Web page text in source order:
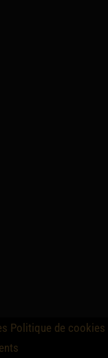
Politique de cookies